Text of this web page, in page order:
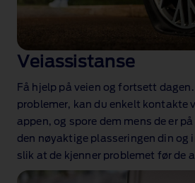
Veiassistanse
Få hjelp på veien og fortsett
problemer, kan du enkelt kontakte
appen, og spore dem mens de er
den nøyaktige plasseringen din og
slik at de kjenner problemet før de